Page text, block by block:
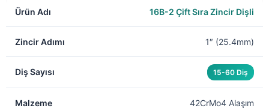
16B-2 Çift Sıra Zincir Dişli
1″ (25.4mm)
15-60 Diş
42CrMo4 Alaşım